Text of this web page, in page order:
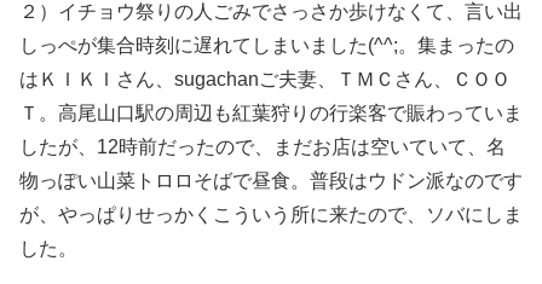
２）イチョウ祭りの人ごみでさっさか歩けなくて、言い出
しっぺが集合時刻に遅れてしまいました(^^;。集まったの
はＫＩＫＩさん、sugachanご夫妻、ＴＭＣさん、ＣＯＯ
Ｔ。高尾山口駅の周辺も紅葉狩りの行楽客で賑わっていま
したが、12時前だったので、まだお店は空いていて、名
物っぽい山菜トロロそばで昼食。普段はウドン派なのです
が、やっぱりせっかくこういう所に来たので、ソバにしま
した。